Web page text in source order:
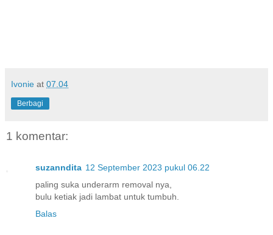
Ivonie at 07.04
Berbagi
1 komentar:
suzanndita 12 September 2023 pukul 06.22
paling suka underarm removal nya,
bulu ketiak jadi lambat untuk tumbuh.
Balas